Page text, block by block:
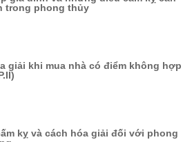
trong phong thủy
giải khi mua nhà có điểm không hợp
kỵ và cách hóa giải đối với phong